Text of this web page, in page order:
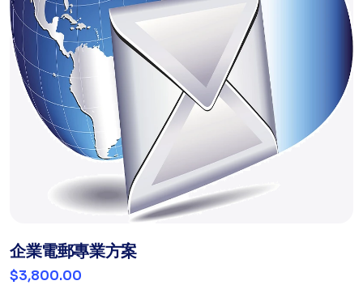
企業電郵專業方案
$3,800.00